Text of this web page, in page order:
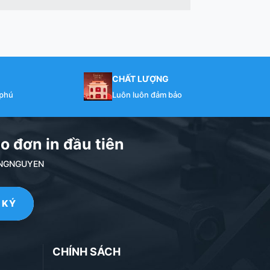
CHẤT LƯỢNG
Luôn luôn đảm bảo
đơn in đầu tiên
CHÍNH SÁCH